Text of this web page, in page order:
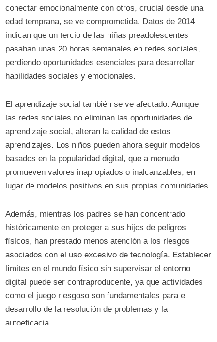
conectar emocionalmente con otros, crucial desde una
edad temprana, se ve comprometida. Datos de 2014
indican que un tercio de las niñas preadolescentes
pasaban unas 20 horas semanales en redes sociales,
perdiendo oportunidades esenciales para desarrollar
habilidades sociales y emocionales.
El aprendizaje social también se ve afectado. Aunque
las redes sociales no eliminan las oportunidades de
aprendizaje social, alteran la calidad de estos
aprendizajes. Los niños pueden ahora seguir modelos
basados en la popularidad digital, que a menudo
promueven valores inapropiados o inalcanzables, en
lugar de modelos positivos en sus propias comunidades.
Además, mientras los padres se han concentrado
históricamente en proteger a sus hijos de peligros
físicos, han prestado menos atención a los riesgos
asociados con el uso excesivo de tecnología. Establecer
límites en el mundo físico sin supervisar el entorno
digital puede ser contraproducente, ya que actividades
como el juego riesgoso son fundamentales para el
desarrollo de la resolución de problemas y la
autoeficacia.